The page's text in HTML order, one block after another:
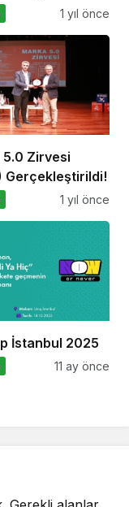
Devam1 yıl önce
5.0 Zirvesi
Gerçekleştirildi!
1 yıl önce
İstanbul 2025
11 ay önce